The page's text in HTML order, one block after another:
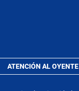
ATENCIÓN AL OYENTE